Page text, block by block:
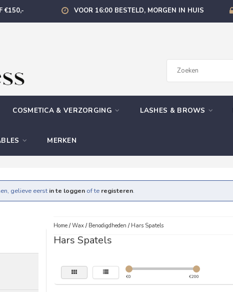
€150,- VOOR 16:00 BESTELD, MORGEN IN HUIS
COSMETICA & VERZORGING LASHES & BROWS
MERKEN
gelieve eerst in te loggen of te registeren.
Home/Wax/ Benodigdheden / Hars Spatels
Hars Spatels
€0 €200